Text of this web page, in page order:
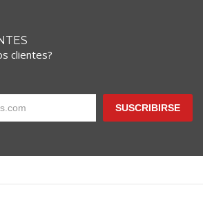
clientes?
SUSCRIBIRSE